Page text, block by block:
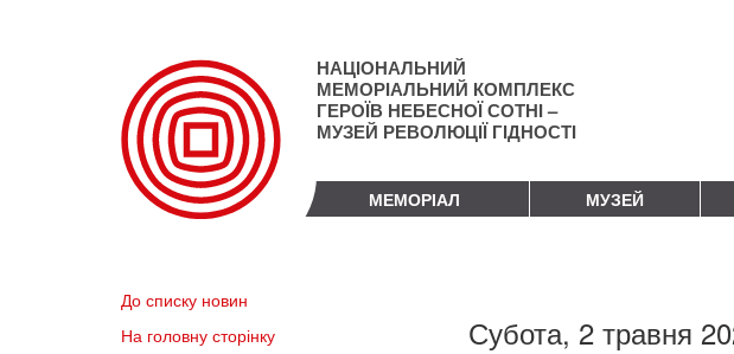
НАЦІОНАЛЬНИЙ
МЕМОРІАЛЬНИЙ КОМПЛЕКС
ГЕРОЇВ НЕБЕСНОЇ СОТНІ –
МУЗЕЙ РЕВОЛЮЦІЇ ГІДНОСТІ
МЕМОРІАЛ МУЗЕЙ
До списку новин
На головну сторінку
Субота, 2 травня